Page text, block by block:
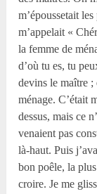
m’époussetait
m’appelait «
la femme de
d’où tu es, tu
devins le maître
ménage. C’était
dessus, mais ce
venaient pas
là-haut. Puis
bon poêle, la
croire. Je me